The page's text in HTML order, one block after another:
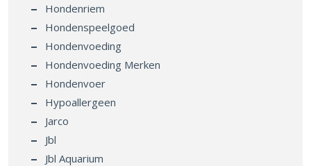
Hondenriem
Hondenspeelgoed
Hondenvoeding
Hondenvoeding Merken
Hondenvoer
Hypoallergeen
Jarco
Jbl
Jbl Aquarium